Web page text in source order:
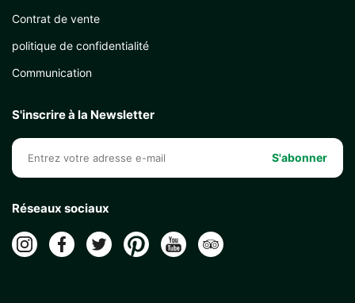
Contrat de vente
politique de confidentialité
Communication
S'inscrire à la Newsletter
S'abonner
Réseaux sociaux